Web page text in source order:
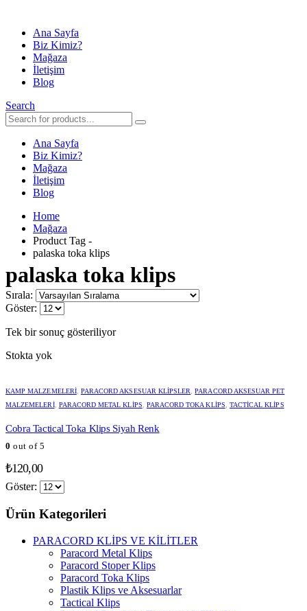
Ana Sayfa
Biz Kimiz?
Mağaza
İletişim
Blog
Search
Ana Sayfa
Biz Kimiz?
Mağaza
İletişim
Blog
Home
Mağaza
Product Tag -
palaska toka klips
palaska toka klips
Sırala:
Göster:
Tek bir sonuç gösteriliyor
Stokta yok
KAMP MALZEMELERİ, PARACORD AKSESUAR KLIPSLER ,PARACORD AKSESUAR PET
MALZEMELERİ, PARACORD METAL KLIPS PARACORD TOKA KLIPS TACTICAL KLIPS
Cobra Tactical Toka Klips Siyah Renk
0 out of 5
₺120,00
Göster:
Ürün Kategorileri
PARACORD KLİPS VE KİLİTLER
Paracord Metal Klips
Paracord Stoper Klips
Paracord Toka Klips
Plastik Klips ve Aksesuarlar
Tactical Klips